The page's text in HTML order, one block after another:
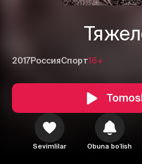
2017РоссияСпорт16+
Sevimlilar Obuna boʻlish